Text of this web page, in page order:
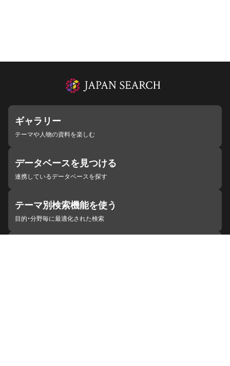
ギャラリー
テーマや人物の資料を楽しむ
データベースを見つける
連携しているデータベースを探す
テーマ別検索機能を使う
目的・分野毎に最適化された検索